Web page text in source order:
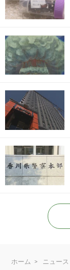
ホーム ニュース